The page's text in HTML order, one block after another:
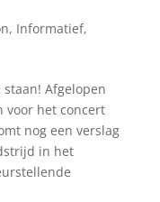
, Informatief,
Afgelopen
voor het concert
nog een verslag
in het